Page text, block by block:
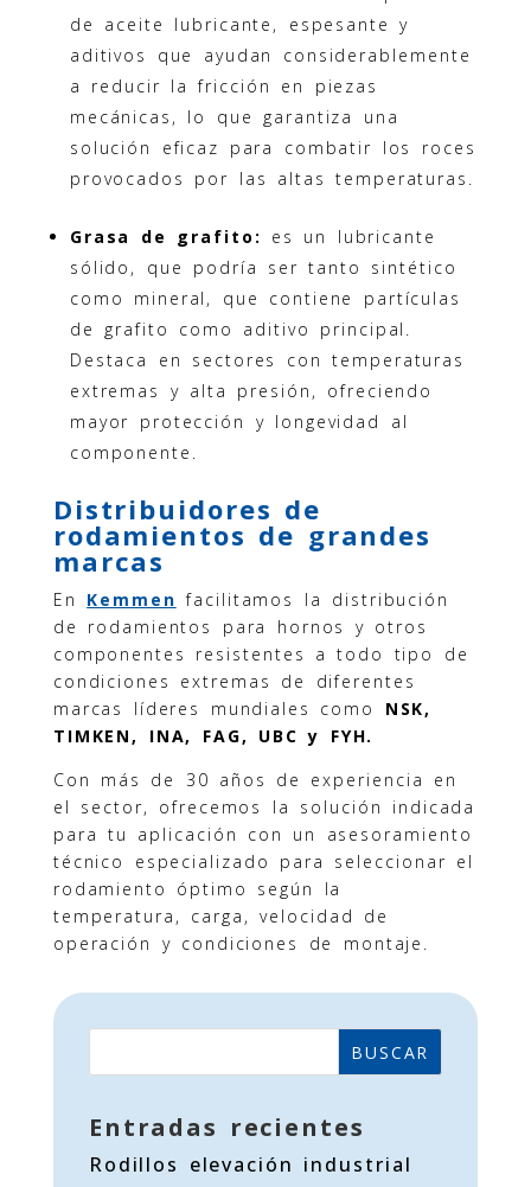
de aceite lubricante, espesante y
aditivos que ayudan considerablemente
a reducir la fricción en piezas
mecánicas, lo que garantiza una
solución eficaz para combatir los roces
provocados por las altas temperaturas.
Grasa de grafito:
es un lubricante
sólido, que podría ser tanto sintético
como mineral, que contiene partículas
de grafito como aditivo principal.
Destaca en sectores con temperaturas
extremas y alta presión, ofreciendo
mayor protección y longevidad al
componente.
Distribuidores de
rodamientos de grandes
marcas
En Kemmen facilitamos la distribución
de rodamientos para hornos y otros
componentes resistentes a todo tipo de
condiciones extremas de diferentes
marcas líderes mundiales como NSK,
TIMKEN, INA, FAG, UBC y FYH.
Con más de 30 años de experiencia en
el sector, ofrecemos la solución indicada
para tu aplicación con un asesoramiento
técnico especializado para seleccionar el
rodamiento óptimo según la
temperatura, carga, velocidad de
operación y condiciones de montaje.
BUSCAR
Entradas recientes
Rodillos elevación industrial